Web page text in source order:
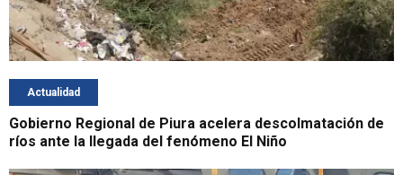
Actualidad
Gobierno Regional de Piura acelera descolmatación de
ríos ante la llegada del fenómeno El Niño